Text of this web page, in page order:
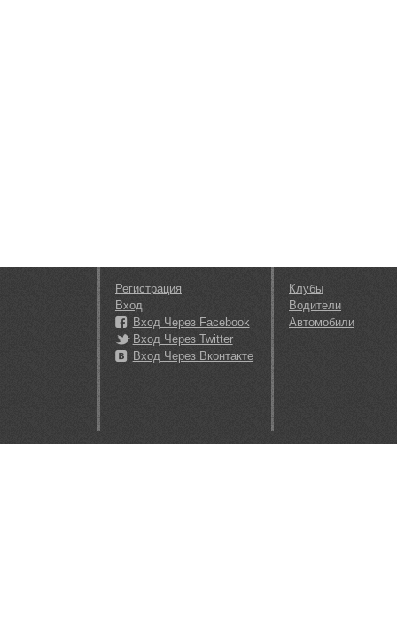
Регистрация
Вход
Вход Через Facebook
Вход Через Twitter
Вход Через Вконтакте
Клубы
Водители
Автомобили